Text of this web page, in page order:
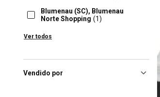
Blumenau (SC), Blumenau
Norte Shopping (1)
Brasília (DF), Shopping
Taguatinga
Ver todos
Vendido por